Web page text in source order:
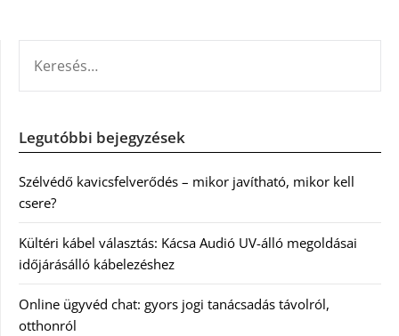
Legutóbbi bejegyzések
Szélvédő kavicsfelverődés – mikor javítható, mikor kell
csere?
Kültéri kábel választás: Kácsa Audió UV-álló megoldásai
időjárásálló kábelezéshez
Online ügyvéd chat: gyors jogi tanácsadás távolról,
otthonról